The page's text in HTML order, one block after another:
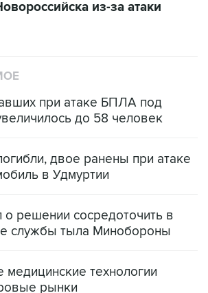
из-за атаки
при атаке БПЛА под
до 58 человек
двое ранены при атаке
в Удмуртии
решении сосредоточить в
службы тыла Минобороны
медицинские технологии
рынки